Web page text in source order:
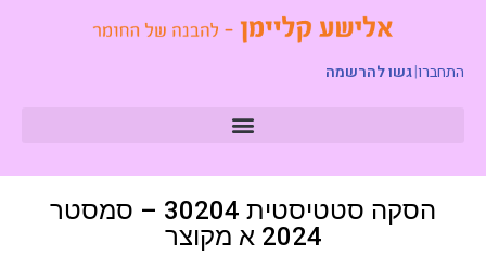
התחברו|גשו להרשמה
הסקה סטטיסטית 30204 – סמסטר
2024 א מקוצר